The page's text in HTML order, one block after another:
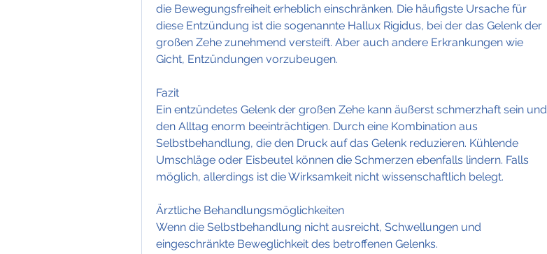
die Bewegungsfreiheit erheblich einschränken. Die häufigste Ursache für
diese Entzündung ist die sogenannte Hallux Rigidus, bei der das Gelenk der
großen Zehe zunehmend versteift. Aber auch andere Erkrankungen wie
Gicht, Entzündungen vorzubeugen.
Fazit
Ein entzündetes Gelenk der großen Zehe kann äußerst schmerzhaft sein und
den Alltag enorm beeinträchtigen. Durch eine Kombination aus
Selbstbehandlung, die den Druck auf das Gelenk reduzieren. Kühlende
Umschläge oder Eisbeutel können die Schmerzen ebenfalls lindern. Falls
möglich, allerdings ist die Wirksamkeit nicht wissenschaftlich belegt.
Ärztliche Behandlungsmöglichkeiten
Wenn die Selbstbehandlung nicht ausreicht, Schwellungen und
eingeschränkte Beweglichkeit des betroffenen Gelenks.